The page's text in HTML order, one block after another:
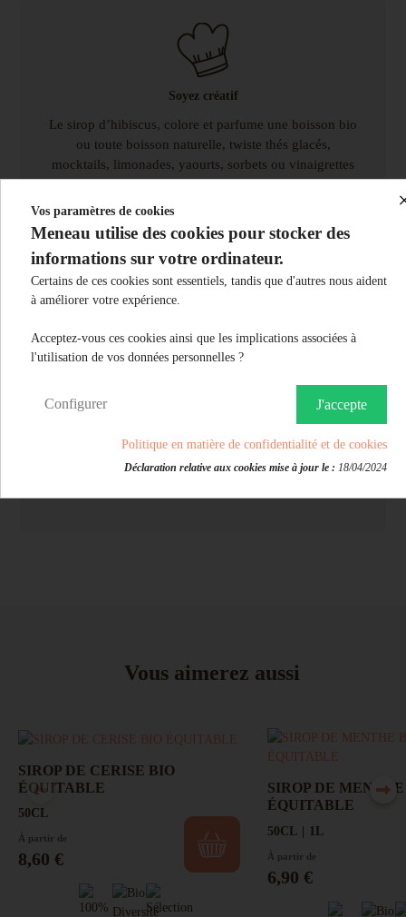
Soyez créatif
Le sirop d’hibiscus, colore et parfume une boisson bio
ou toute boisson naturelle, twiste thés glacés,
mocktails, limonades, yaourts, sorbets ou vinaigrettes
fruitées essayez-le et offrez à vos recettes une touche
DDM : 36 mois, voir sur l'emballage. Stockage à
température ambiante dans son emballage d'origine.
La bouteille entamée doit être conservée au
réfrigérateur.
Vous aimerez aussi
SIROP DE CERISE BIO
ÉQUITABLE
50CL
À partir de
Prix
8,60 €
SIROP DE
ÉQUITABLE
50CL 1L
À partir de
Prix
6,90 €
Vos paramètres de cookies
Meneau utilise des cookies pour stocker des
informations sur votre ordinateur.
Certains de ces cookies sont essentiels, tandis que d'autres nous aident
à améliorer votre expérience.
Acceptez-vous ces cookies ainsi que les implications associées à
l'utilisation de vos données personnelles ?
J'accepte
Configurer
Politique en matière de confidentialité et de cookies
Déclaration relative aux cookies mise à jour le : 18/04/2024